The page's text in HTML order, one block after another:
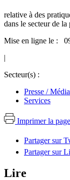
relative à des
dans le secteur de
Mise en ligne le :
|
Secteur(s) :
Presse /
Services
Imprimer la page
Partager sur
Partager sur
Lire